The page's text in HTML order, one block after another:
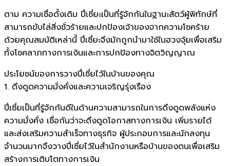
ตาม ความเชื่อดั้งเดิม ปี่เซี่ยะเป็นที่รู้จักกันในฐานะสัตว์ผู้พิทักษ์ที่
สามารถขับไล่สิ่งชั่วร้ายและปกป้องเจ้าของจากความโชคร้าย
ด้วยคุณสมบัติเหล่านี้ ปี่เซี่ยะจึงมักถูกนำมาใช้ในฮวงจุ้ยเพื่อเสริม
ทั้งโชคลาภทางการเงินและการปกป้องทางจิตวิญญาณ
ประโยชน์ของการวางปี่เซี่ยไว้ในบ้านของคุณ
1. ดึงดูดความมั่งคั่งและความเจริญรุ่งเรือง
ปี่เซี่ยเป็นที่รู้จักกันดีในด้านความสามารถในการดึงดูดพลังแห่ง
ความมั่งคั่ง เชื่อกันว่าจะดึงดูดโอกาสทางการเงิน เพิ่มรายได้
และส่งเสริมความสำเร็จทางธุรกิจ ผู้ประกอบการและนักลงทุน
จำนวนมากจึงวางปี่เซี่ยไว้ในสำนักงานหรือบ้านของตนเพื่อเสริม
สร้างการเติบโตทางการเงิน